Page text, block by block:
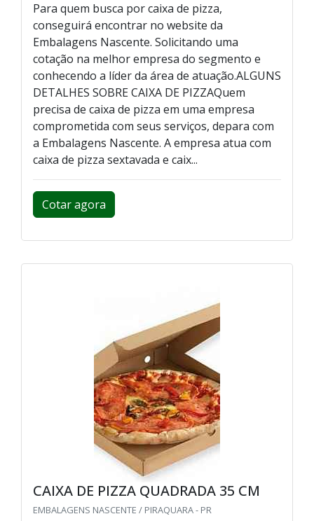
Para quem busca por caixa de pizza,
conseguirá encontrar no website da
Embalagens Nascente. Solicitando uma
cotação na melhor empresa do segmento e
conhecendo a líder da área de atuação.ALGUNS
DETALHES SOBRE CAIXA DE PIZZAQuem
precisa de caixa de pizza em uma empresa
comprometida com seus serviços, depara com
a Embalagens Nascente. A empresa atua com
caixa de pizza sextavada e caix...
Cotar agora
CAIXA DE PIZZA QUADRADA 35 CM
EMBALAGENS NASCENTE / PIRAQUARA - PR